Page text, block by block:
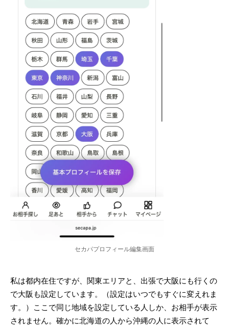
セカパプロフィール編集画面
私は都内在住ですが、関東エリアと、出張で大阪にも行くの
で大阪も設定しています。（設定はいつでもすぐに変えれま
す。）ここで同じ地域を設定している人しか、お相手が表示
されません。確かに北海道の人から沖縄の人に表示されて